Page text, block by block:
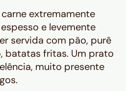
extremamente
e levemente
servida com pão, purê
batatas fritas. Um prato
muito presente